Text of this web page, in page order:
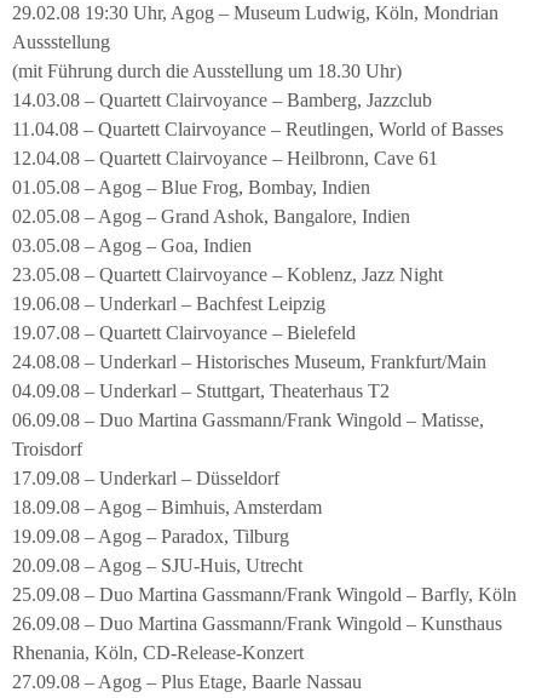
29.02.08 19:30 Uhr, Agog – Museum Ludwig, Köln, Mondrian
Aussstellung
(mit Führung durch die Ausstellung um 18.30 Uhr)
14.03.08 – Quartett Clairvoyance – Bamberg, Jazzclub
11.04.08 – Quartett Clairvoyance – Reutlingen, World of Basses
12.04.08 – Quartett Clairvoyance – Heilbronn, Cave 61
01.05.08 – Agog – Blue Frog, Bombay, Indien
02.05.08 – Agog – Grand Ashok, Bangalore, Indien
03.05.08 – Agog – Goa, Indien
23.05.08 – Quartett Clairvoyance – Koblenz, Jazz Night
19.06.08 – Underkarl – Bachfest Leipzig
19.07.08 – Quartett Clairvoyance – Bielefeld
24.08.08 – Underkarl – Historisches Museum, Frankfurt/Main
04.09.08 – Underkarl – Stuttgart, Theaterhaus T2
06.09.08 – Duo Martina Gassmann/Frank Wingold – Matisse,
Troisdorf
17.09.08 – Underkarl – Düsseldorf
18.09.08 – Agog – Bimhuis, Amsterdam
19.09.08 – Agog – Paradox, Tilburg
20.09.08 – Agog – SJU-Huis, Utrecht
25.09.08 – Duo Martina Gassmann/Frank Wingold – Barfly, Köln
26.09.08 – Duo Martina Gassmann/Frank Wingold – Kunsthaus
Rhenania, Köln, CD-Release-Konzert
27.09.08 – Agog – Plus Etage, Baarle Nassau